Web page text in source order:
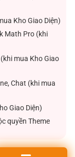
Kho Giao Diện)
Math Pro (khi
mua Kho Giao
Chat (khi mua
Giao Diện)
quyền Theme